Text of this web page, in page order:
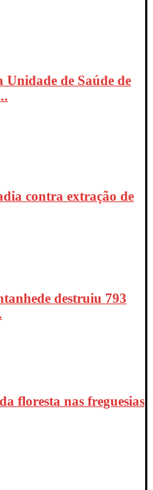
Unidade de Saúde de
contra extração de
destruiu 793
floresta nas freguesias